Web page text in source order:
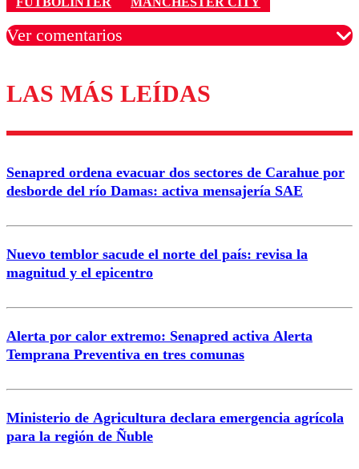
Ver comentarios
Los comentarios son moderados para garantizar un
diálogo respetuoso.
Correo
LAS MÁS LEÍDAS
Senapred ordena evacuar dos sectores de Carahue por
desborde del río Damas: activa mensajería SAE
Nuevo temblor sacude el norte del país: revisa la
magnitud y el epicentro
Alerta por calor extremo: Senapred activa Alerta
Temprana Preventiva en tres comunas
Ministerio de Agricultura declara emergencia agrícola
para la región de Ñuble